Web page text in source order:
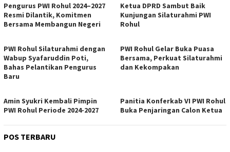
Pengurus PWI Rohul 2024–2027
Resmi Dilantik, Komitmen
Bersama Membangun Negeri
Ketua DPRD Sambut Baik
Kunjungan Silaturahmi PWI
Rohul
PWI Rohul Silaturahmi dengan
Wabup Syafaruddin Poti,
Bahas Pelantikan Pengurus
Baru
PWI Rohul Gelar Buka Puasa
Bersama, Perkuat Silaturahmi
dan Kekompakan
Amin Syukri Kembali Pimpin
PWI Rohul Periode 2024-2027
Panitia Konferkab VI PWI Rohul
Buka Penjaringan Calon Ketua
POS TERBARU